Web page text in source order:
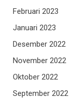
Februari 2023
Januari 2023
Desember 2022
November 2022
Oktober 2022
September 2022